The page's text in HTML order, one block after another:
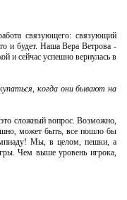
связующего: связующий
и будет. Наша Вера Ветрова -
и сейчас успешно вернулась в
когда они бывают на
сложный вопрос. Возможно,
может быть, все пошло бы
Мы, в целом, пешки, а
Чем выше уровень игрока,